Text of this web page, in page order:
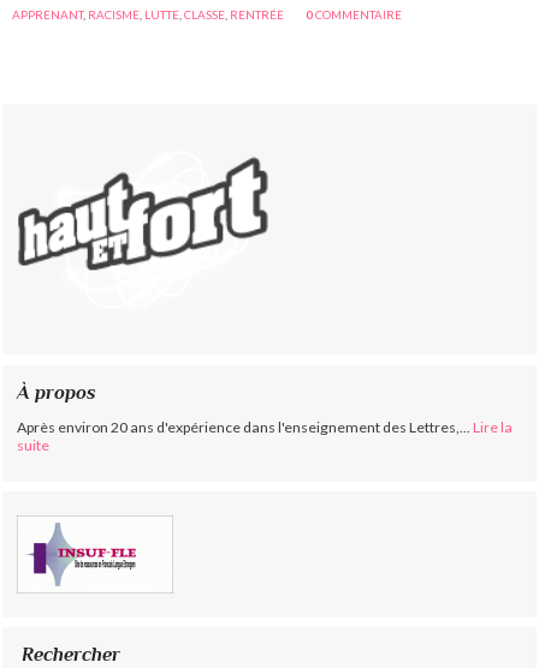
À propos
Après environ 20 ans d'expérience dans l'enseignement des Lettres,... Lire la
suite
Rechercher
APPRENANT, RACISME LUTTE ,CLASSE RENTRÉE 0COMMENTAIRE